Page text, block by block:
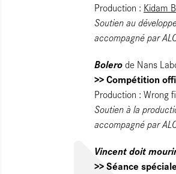
Production : Kidam
Soutien au
accompagné par
Bolerode Nans
>> Compétition
Production : Wrong
Soutien à la
accompagné par
Vincent doit
>> Séance spéciale